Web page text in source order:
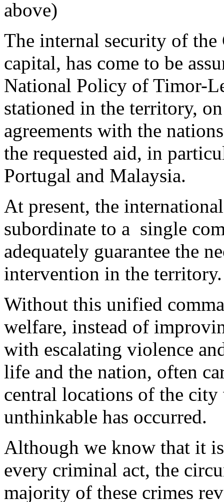
above)
The internal security of
capital, has come to be
National Policy of Timor-
stationed in the territory,
agreements with the
the requested aid, in
Portugal and Malaysia.
At present, the
subordinate to a single
adequately guarantee the
intervention in the territory.
Without this unified
welfare, instead of
with escalating violence
life and the nation, often
central locations of the
unthinkable has occurred.
Although we know that it
every criminal act, the
majority of these crimes